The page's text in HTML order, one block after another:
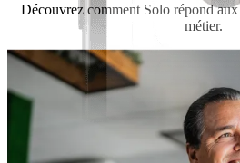
Découvrez comment Solo répond
métier.